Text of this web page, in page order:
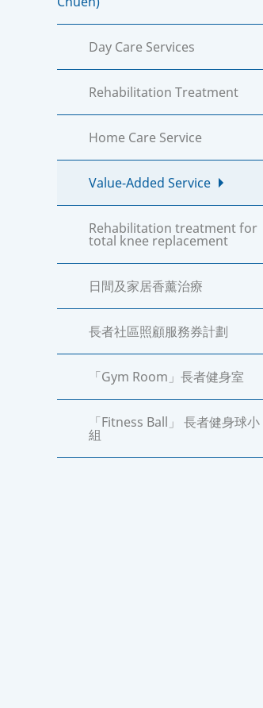
Day Care Services
Rehabilitation Treatment
Home Care Service
Value-Added Service
Rehabilitation treatment for
total knee replacement
日間及家居香薰治療
長者社區照顧服務券計劃
「Gym Room」長者健身室
「Fitness Ball」 長者健身球小
組